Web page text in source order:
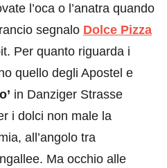
l’oca o l’anatra quando
segnalo Dolce Pizza
Per quanto riguarda i
quello degli Apostel e
in Danziger Strasse
i dolci non male la
all’angolo tra
Ma occhio alle